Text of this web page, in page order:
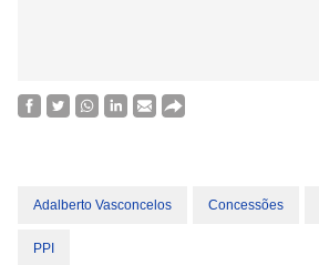
Adalberto Vasconcelos Concessões
PPI